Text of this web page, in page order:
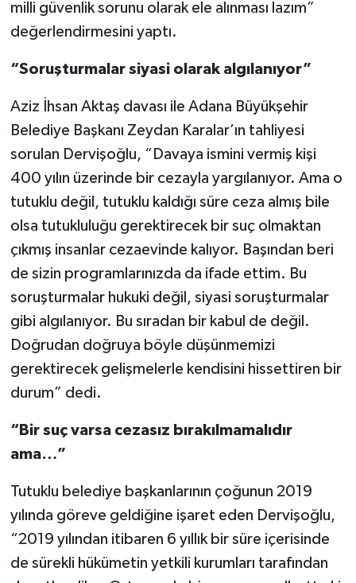
milli güvenlik sorunu olarak ele alınması lazım”
değerlendirmesini yaptı.
“Soruşturmalar siyasi olarak algılanıyor”
Aziz İhsan Aktaş davası ile Adana Büyükşehir
Belediye Başkanı Zeydan Karalar’ın tahliyesi
sorulan Dervişoğlu, “Davaya ismini vermiş kişi
400 yılın üzerinde bir cezayla yargılanıyor. Ama o
tutuklu değil, tutuklu kaldığı süre ceza almış bile
olsa tutukluluğu gerektirecek bir suç olmaktan
çıkmış insanlar cezaevinde kalıyor. Başından beri
de sizin programlarınızda da ifade ettim. Bu
soruşturmalar hukuki değil, siyasi soruşturmalar
gibi algılanıyor. Bu sıradan bir kabul de değil.
Doğrudan doğruya böyle düşünmemizi
gerektirecek gelişmelerle kendisini hissettiren bir
durum” dedi.
“Bir suç varsa cezasız bırakılmamalıdır
ama…”
Tutuklu belediye başkanlarının çoğunun 2019
yılında göreve geldiğine işaret eden Dervişoğlu,
“2019 yılından itibaren 6 yıllık bir süre içerisinde
de sürekli hükümetin yetkili kurumları tarafından